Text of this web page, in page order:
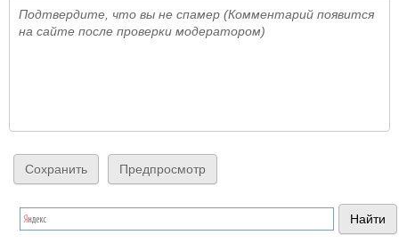
Подтвердите, что вы не спамер (Комментарий появится
на сайте после проверки модератором)